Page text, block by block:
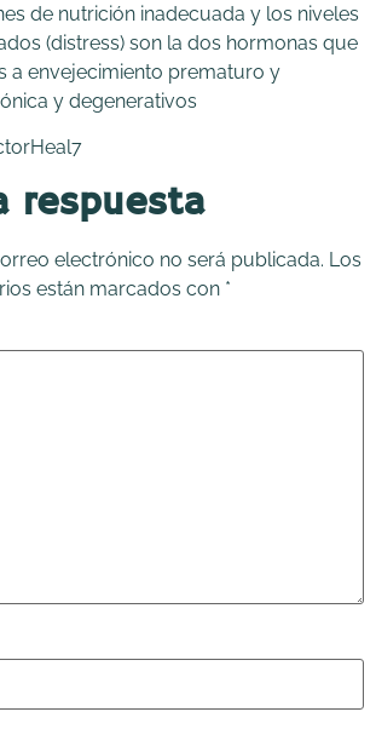
de nutrición inadecuada y los niveles
(distress) son la dos hormonas que
a envejecimiento prematuro y
y degenerativos
respuesta
electrónico no será publicada. Los
están marcados con *